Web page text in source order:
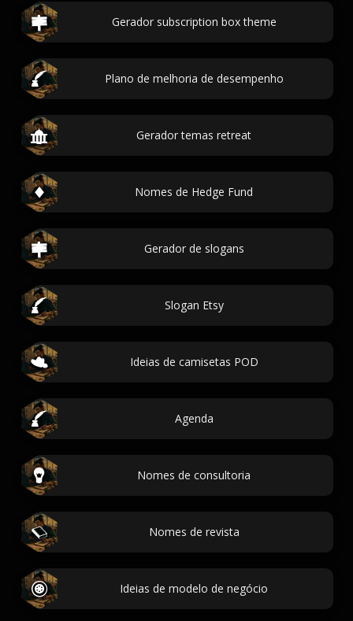
Gerador subscription box theme
Plano de melhoria de desempenho
Gerador temas retreat
Nomes de Hedge Fund
Gerador de slogans
Slogan Etsy
Ideias de camisetas POD
Agenda
Nomes de consultoria
Nomes de revista
Ideias de modelo de negócio